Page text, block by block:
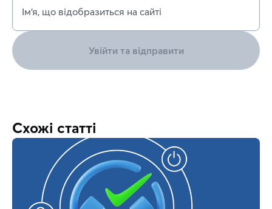
Ім’я, що відобразиться на сайті
Увійти та відправити
Схожі статті